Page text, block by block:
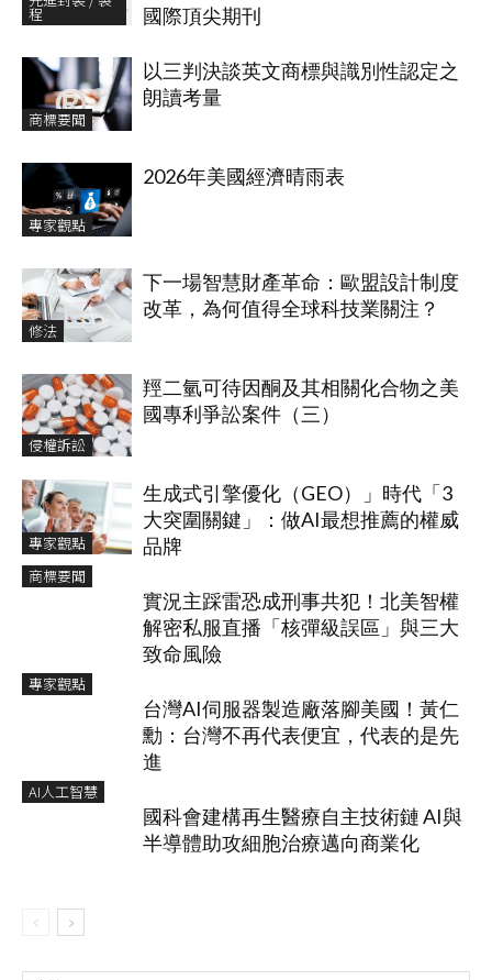
程
國際頂尖期刊
商標要聞
以三判決談英文商標與識別性認定之
朗讀考量
專家觀點
2026年美國經濟晴雨表
修法
下一場智慧財產革命：歐盟設計制度
改革，為何值得全球科技業關注？
侵權訴訟
羥二氫可待因酮及其相關化合物之美
國專利爭訟案件（三）
專家觀點
生成式引擎優化（GEO）」時代「3
大突圍關鍵」：做AI最想推薦的權威
品牌
商標要聞
實況主踩雷恐成刑事共犯！北美智權
解密私服直播「核彈級誤區」與三大
致命風險
專家觀點
台灣AI伺服器製造廠落腳美國！黃仁
勳：台灣不再代表便宜，代表的是先
進
AI人工智慧
國科會建構再生醫療自主技術鏈 AI與
半導體助攻細胞治療邁向商業化